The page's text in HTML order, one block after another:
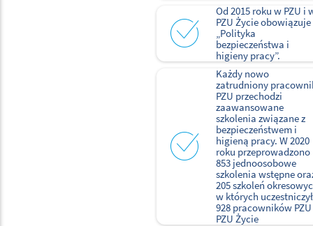
Od 2015 roku w PZU i
PZU Życie obowiązuje
„Polityka
bezpieczeństwa i
higieny pracy”.
Każdy nowo
zatrudniony
PZU przechodzi
zaawansowane
szkolenia związane z
bezpieczeństwem i
higieną pracy. W 2020
roku przeprowadzono
853 jednoosobowe
szkolenia wstępne
205 szkoleń
w których
928 pracowników
PZU Życie